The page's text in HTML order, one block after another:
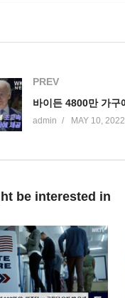
PREV
admin MAY 10, 2022
be interested in